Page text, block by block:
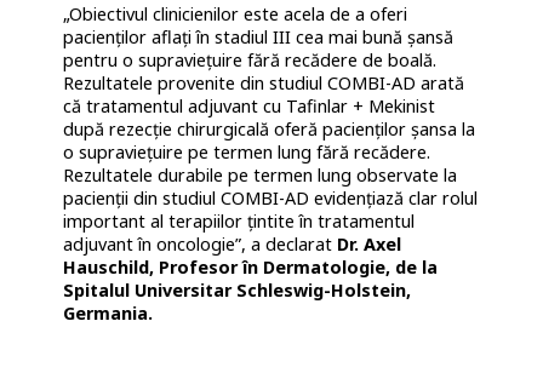
„Obiectivul clinicienilor este acela de a oferi
pacienților aflați în stadiul III cea mai bună șansă
pentru o supraviețuire fără recădere de boală.
Rezultatele provenite din studiul COMBI-AD arată
că tratamentul adjuvant cu Tafinlar + Mekinist
după rezecție chirurgicală oferă pacienților șansa la
o supraviețuire pe termen lung fără recădere.
Rezultatele durabile pe termen lung observate la
pacienții din studiul COMBI-AD evidențiază clar rolul
important al terapiilor țintite în tratamentul
adjuvant în oncologie”, a declarat Dr. Axel
Hauschild, Profesor în Dermatologie, de la
Spitalul Universitar Schleswig-Holstein,
Germania.